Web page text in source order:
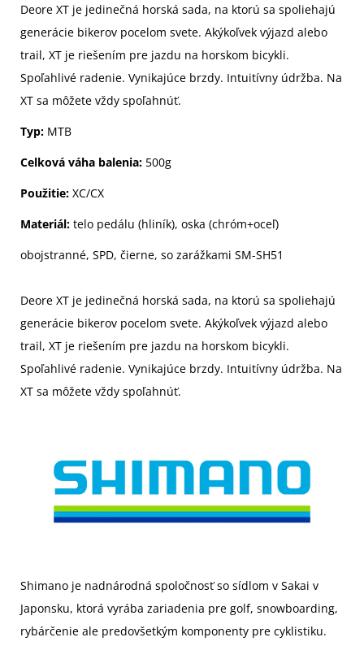
Deore XT je jedinečná horská sada, na ktorú sa spoliehajú
generácie bikerov pocelom svete. Akýkoľvek výjazd alebo
trail, XT je riešením pre jazdu na horskom bicykli.
Spoľahlivé radenie. Vynikajúce brzdy. Intuitívny údržba. Na
XT sa môžete vždy spoľahnúť.
Typ: MTB
Celková váha balenia: 500g
Použitie: XC/CX
Materiál: telo pedálu (hliník), oska (chróm+oceľ)
obojstranné, SPD, čierne, so zarážkami SM-SH51
Deore XT je jedinečná horská sada, na ktorú sa spoliehajú
generácie bikerov pocelom svete. Akýkoľvek výjazd alebo
trail, XT je riešením pre jazdu na horskom bicykli.
Spoľahlivé radenie. Vynikajúce brzdy. Intuitívny údržba. Na
XT sa môžete vždy spoľahnúť.
Shimano je nadnárodná spoločnosť so sídlom v Sakai v
Japonsku, ktorá vyrába zariadenia pre golf, snowboarding,
rybárčenie ale predovšetkým komponenty pre cyklistiku.